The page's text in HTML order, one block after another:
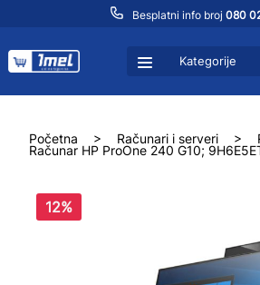
Besplatni info broj 080
Kategorije
Početna > Računari i serveri >
Računar HP ProOne 240 G10;
12%